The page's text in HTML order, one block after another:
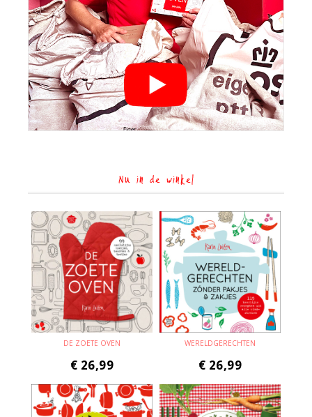
Nu in de winkel
DE ZOETE OVEN
€ 26,99
WERELDGERECHTEN
€ 26,99